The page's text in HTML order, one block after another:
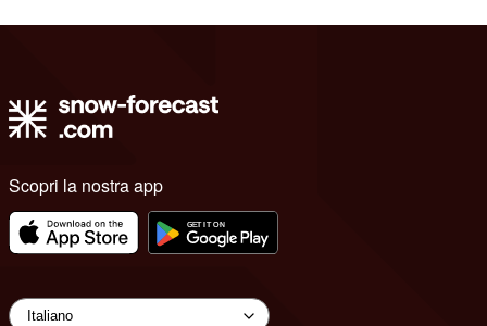
Scopri la nostra app